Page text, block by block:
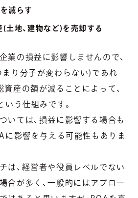
減らす
土地、建物など)を売却する
業の損益に影響しませんので、
まり分子が変わらない)であれ
資産の額が減ることによって、
いう仕組みです。
いては、損益に影響する場合も
に影響を与える可能性もありま
は、経営者や役員レベルでない
合が多く、一般的にはアプロー